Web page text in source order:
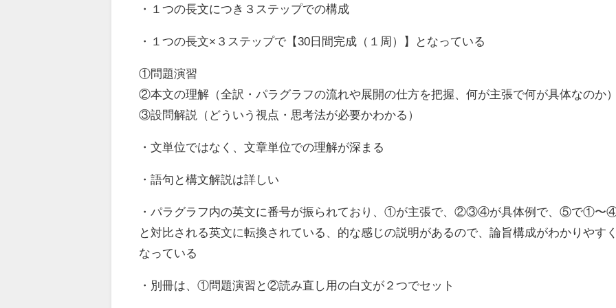
・１つの長文につき３ステップでの構成
・１つの長文×３ステップで【30日間完成（１周）】となっている
①問題演習
②本文の理解（全訳・パラグラフの流れや展開の仕方を把握、何が主張で何が具体なのか）
③設問解説（どういう視点・思考法が必要かわかる）
・文単位ではなく、文章単位での理解が深まる
・語句と構文解説は詳しい
・パラグラフ内の英文に番号が振られており、①が主張で、②③④が具体例で、⑤で①〜
と対比される英文に転換されている、的な感じの説明があるので、論旨構成がわかりやすく
なっている
・別冊は、①問題演習と②読み直し用の白文が２つでセット